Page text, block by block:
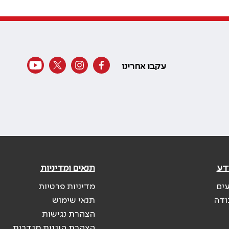
עקבו אחרינו
תנאים ומדיניות
מדיניות פרטיות
תנאי שימוש
הצהרת נגישות